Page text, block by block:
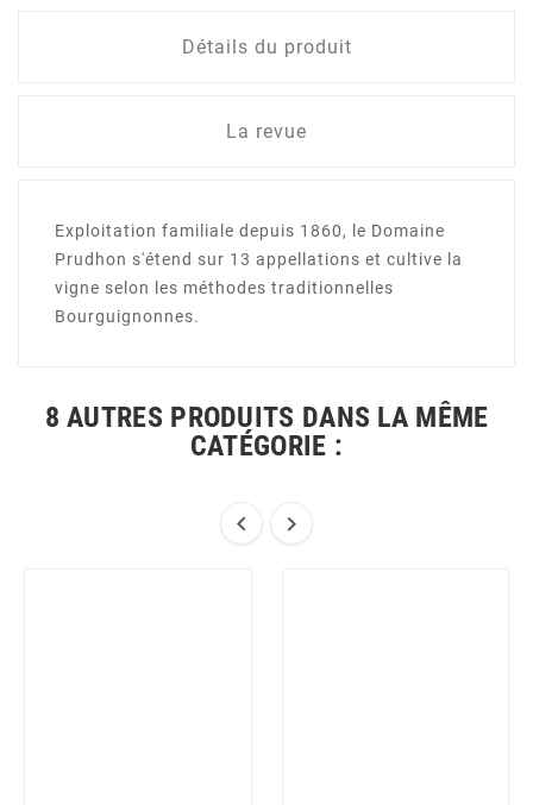
Détails du produit
La revue
Exploitation familiale depuis 1860, le Domaine
Prudhon s'étend sur 13 appellations et cultive la
vigne selon les méthodes traditionnelles
Bourguignonnes.
8 AUTRES PRODUITS DANS LA MÊME
CATÉGORIE :
 